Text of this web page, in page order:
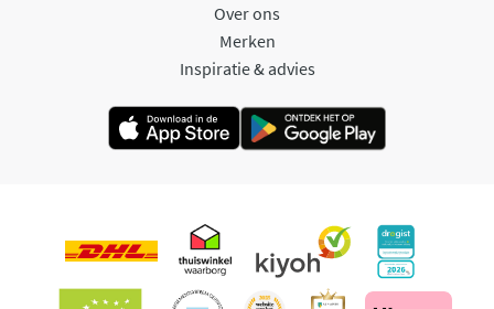
Over ons
Merken
Inspiratie & advies